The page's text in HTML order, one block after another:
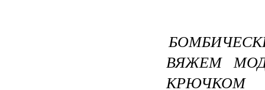
ВЯЖЕМ
КРЮЧКОМ